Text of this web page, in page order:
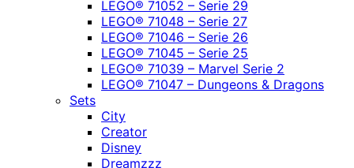
LEGO® 71052 – Serie 29
LEGO® 71048 – Serie 27
LEGO® 71046 – Serie 26
LEGO® 71045 – Serie 25
LEGO® 71039 – Marvel Serie 2
LEGO® 71047 – Dungeons & Dragons
Sets
City
Creator
Disney
Dreamzzz